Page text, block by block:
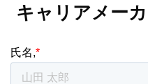
キャリアメー